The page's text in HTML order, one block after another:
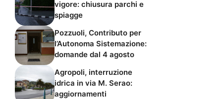
vigore: chiusura parchi e
spiagge
Pozzuoli, Contributo per
l’Autonoma Sistemazione:
domande dal 4 agosto
Agropoli, interruzione
idrica in via M. Serao:
aggiornamenti